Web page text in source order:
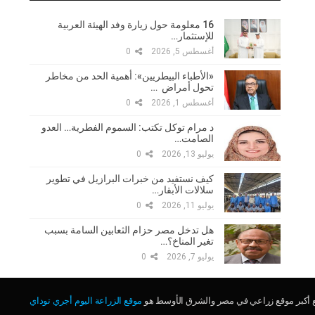
16 معلومة حول زيارة وفد الهيئة العربية
للإستثمار…
أغسطس 5, 2026
«الأطباء البيطريين»: أهمية الحد من مخاطر
تحول أمراض …
أغسطس 1, 2026
د مرام توكل تكتب: السموم الفطرية… العدو
الصامت…
يوليو 13, 2026
كيف نستفيد من خبرات البرازيل في تطوير
سلالات الأبقار…
يوليو 11, 2026
هل تدخل مصر حزام الثعابين السامة بسبب
تغير المناخ؟…
يوليو 7, 2026
أكبر موقع زراعي في مصر والشرق الأوسط هو موقع الزراعة اليوم أجري توداي